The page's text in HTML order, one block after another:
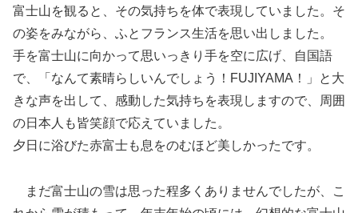
富士山を観ると、その気持ちを体で表現していました。そ
の姿をみながら、ふとフランス生活を思い出しました。
手を富士山に向かって思いっきり手を空に広げ、自国語
で、「なんて素晴らしいんでしょう！FUJIYAMA！」と大
きな声を出して、感動した気持ちを表現しますので、周囲
の日本人も皆笑顔で応えていました。
夕日に浴びた赤富士も息をのむほど美しかったです。
まだ富士山の雪は思った程多くありませんでしたが、こ